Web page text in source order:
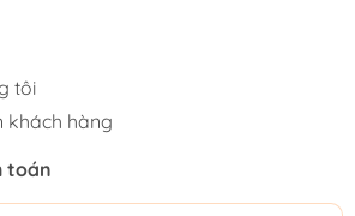
tôi
khách hàng
toán